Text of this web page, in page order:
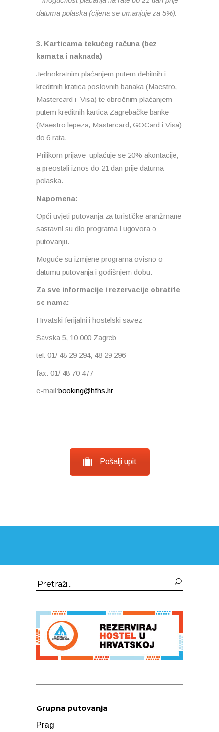
datuma polaska (cijena se umanjuje za 5%).
3. Karticama tekućeg računa (bez
kamata i naknada)
Jednokratnim plaćanjem putem debitnih i
kreditnih kratica poslovnih banaka (Maestro,
Mastercard i Visa) te obročnim plaćanjem
putem kreditnih kartica Zagrebačke banke
(Maestro lepeza, Mastercard, GOCard i Visa)
do 6 rata.
Prilikom prijave uplaćuje se 20% akontacije,
a preostali iznos do 21 dan prije datuma
polaska.
Napomena:
Opći uvjeti putovanja za turističke aranžmane
sastavni su dio programa i ugovora o
putovanju.
Moguće su izmjene programa ovisno o
datumu putovanja i godišnjem dobu.
Za sve informacije i rezervacije obratite
se nama:
Hrvatski ferijalni i hostelski savez
Savska 5, 10 000 Zagreb
tel: 01/ 48 29 294, 48 29 296
fax: 01/ 48 70 477
e-mail:booking@hfhs.hr
Pošalji upit
Search
Grupna putovanja
Prag